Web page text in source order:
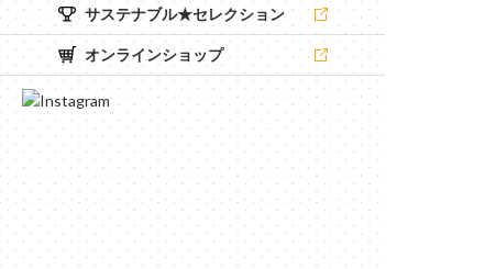
サステナブル★セレクション
オンラインショップ